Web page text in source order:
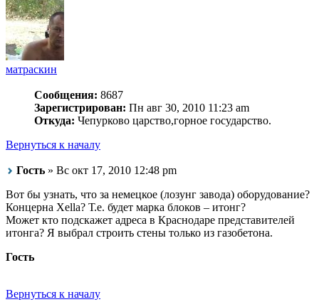
матраскин
Сообщения: 8687
Зарегистрирован: Пн авг 30, 2010 11:23 am
Откуда: Чепурково царство,горное государство.
Вернуться к началу
Гость » Вс окт 17, 2010 12:48 pm
Вот бы узнать, что за немецкое (лозунг завода) оборудование?
Концерна Xella? Т.е. будет марка блоков – итонг?
Может кто подскажет адреса в Краснодаре представителей
итонга? Я выбрал строить стены только из газобетона.
Гость
Вернуться к началу